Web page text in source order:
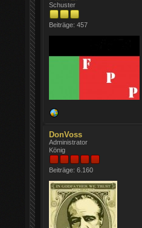
Schuster
Beiträge: 457
DonVoss
Administrator
König
Beiträge: 6.160